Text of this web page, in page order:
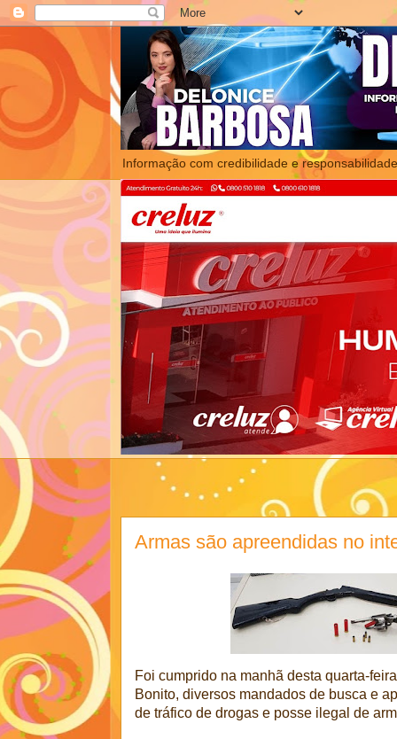
Informação com credibilidade e
Armas são apreendidas no
Foi cumprido na manhã desta quarta-
Bonito, diversos mandados de busca e
de tráfico de drogas e posse ilegal de